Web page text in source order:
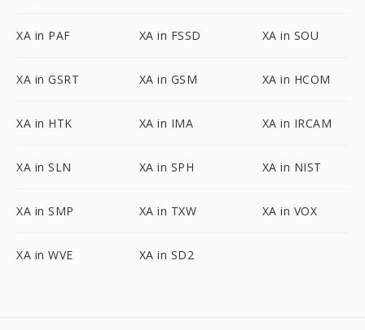
XA in PAF XA in FSSD XA in SOU
XA in GSRT XA in GSM XA in HCOM
XA in HTK XA in IMA XA in IRCAM
XA in SLN XA in SPH XA in NIST
XA in SMP XA in TXW XA in VOX
XA in WVE XA in SD2